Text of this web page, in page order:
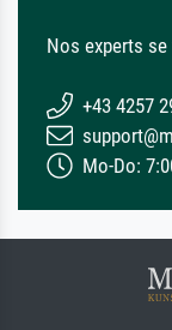
Nos experts
+43 4257
Mo-Do: